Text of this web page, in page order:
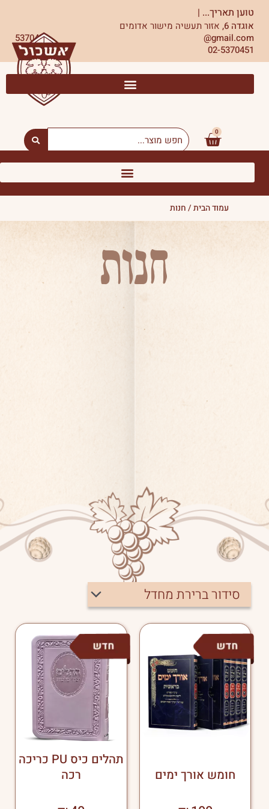
לתוכןטוען תאריך... |
אוגדה 6,
אזור תעשיה מישור אדומים
5370451
gmail.com@
02-5370451
0
עגלת
קניות
Search
...
עמוד הבית/ חנות
חנות
חומש אורך ימים
תהלים כיס PU כריכה
רכה
זה
יש
מספר
סוגים.
ניתן
האפשרויות
המוצר